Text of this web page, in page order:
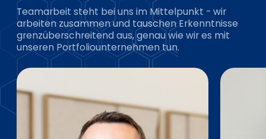
Teamarbeit steht bei uns im Mittelpunkt - wir
arbeiten zusammen und tauschen Erkenntnisse
grenzüberschreitend aus, genau wie wir es mit
unseren Portfoliounternehmen tun.